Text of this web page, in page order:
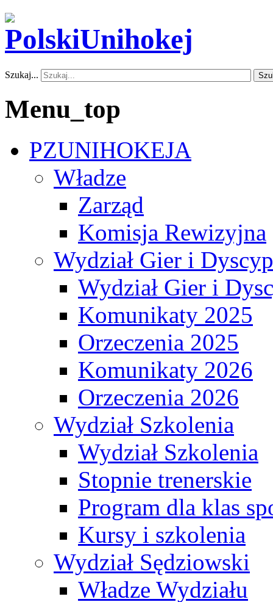
Szukaj...
Menu_top
PZUNIHOKEJA
Władze
Zarząd
Komisja Rewizyjna
Wydział Gier i
Wydział Gier i
Komunikaty 2025
Orzeczenia 2025
Komunikaty 2026
Orzeczenia 2026
Wydział Szkolenia
Wydział Szkolenia
Stopnie trenerskie
Program dla klas
Kursy i szkolenia
Wydział Sędziowski
Władze Wydziału